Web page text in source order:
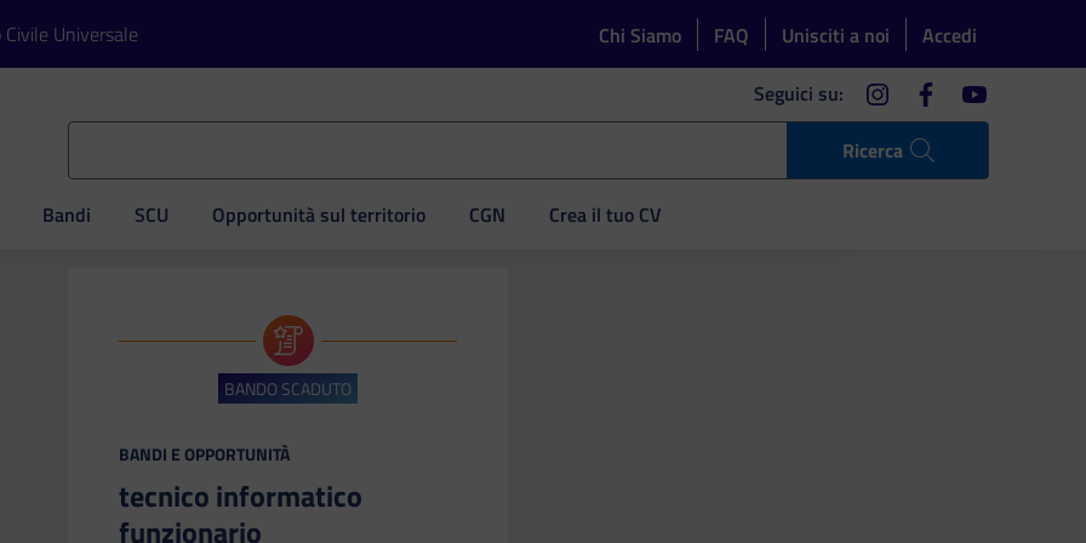
Universale Chi Siamo FAQ Unisciti a noi Accedi
Ricerca
Seguici su: instagramfacebookyoutube
Bandi SCU Opportunità sul territorio CGN Crea il tuo CV
BANDO SCADUTO
CATEGORIA:
BANDI E OPPORTUNITÀ
tecnico informatico
funzionario